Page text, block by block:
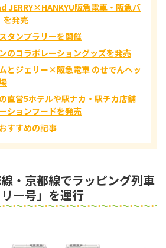
JERRY×HANKYU阪急電車・阪急バ
を発売
タンプラリーを開催
のコラボレーショングッズを発売
とジェリー×阪急電車 のせでんヘッ
直営5ホテルや駅ナカ・駅チカ店舗
ションフードを発売
すすめの記事
・京都線でラッピング列車
リー号」を運行